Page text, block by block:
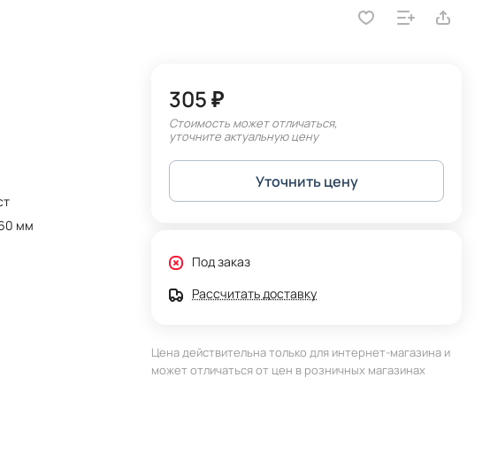
мм
305 ₽
Стоимость может отличаться,
уточните актуальную цену
Уточнить цену
Под заказ
Рассчитать доставку
Цена действительна только для интернет-магазина и
может отличаться от цен в розничных магазинах